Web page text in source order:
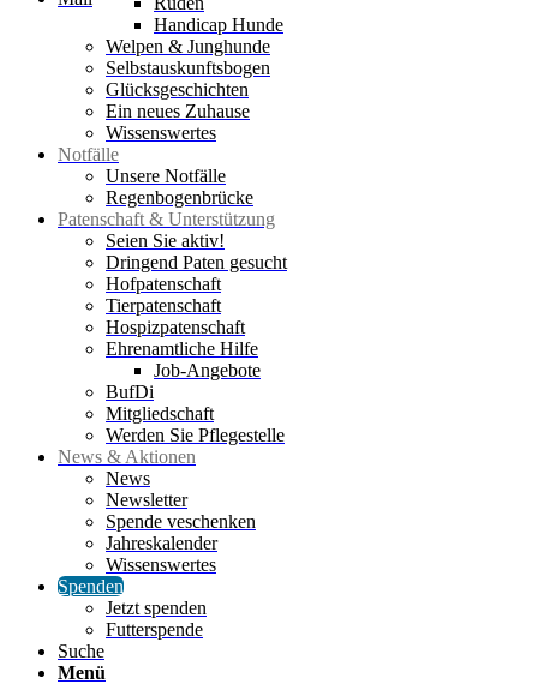
Handicap Hunde
Welpen & Junghunde
Selbstauskunftsbogen
Glücksgeschichten
Ein neues Zuhause
Wissenswertes
Notfälle
Unsere Notfälle
Regenbogenbrücke
Patenschaft & Unterstützung
Seien Sie aktiv!
Dringend Paten gesucht
Hofpatenschaft
Tierpatenschaft
Hospizpatenschaft
Ehrenamtliche Hilfe
Job-Angebote
BufDi
Mitgliedschaft
Werden Sie Pflegestelle
News & Aktionen
News
Newsletter
Spende veschenken
Jahreskalender
Wissenswertes
Spenden
Jetzt spenden
Futterspende
Suche
Menü